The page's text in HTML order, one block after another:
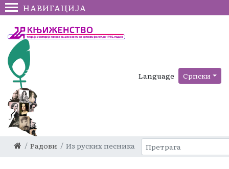
НАВИГАЦИЈА
Language Српски
Радови Из руских песника